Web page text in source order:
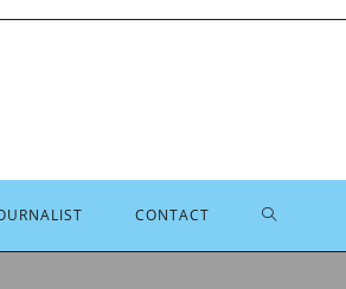
CONTACT TOGGLE